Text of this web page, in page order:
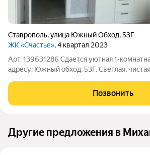
Ставрополь,улица Южный Обход,53Г
ЖК «Счастье», 4 квартал 2023
Арт. 139631286 Сдается уютная 1-
адресу: Южный обход, 53Г. Светлая,
для одного человека или пары. Ищем
аккуратного и чистоплотного
Позвонить
Другие предложения в